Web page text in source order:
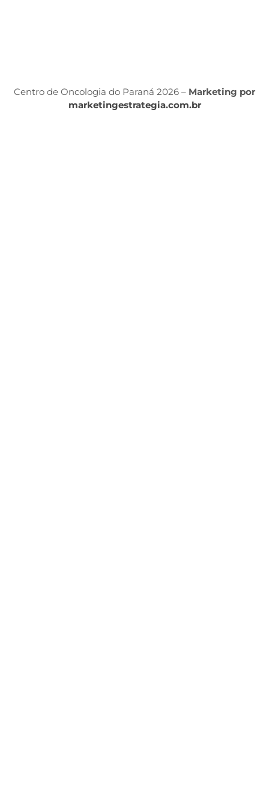
Centro de Oncologia do Paraná 2026 – Marketing por
marketingestrategia.com.br